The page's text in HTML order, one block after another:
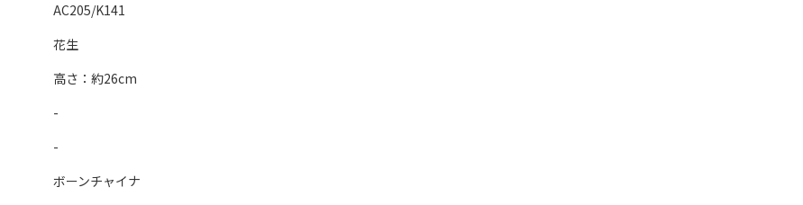
AC205/K141
花生
高さ：約26cm
-
-
ボーンチャイナ